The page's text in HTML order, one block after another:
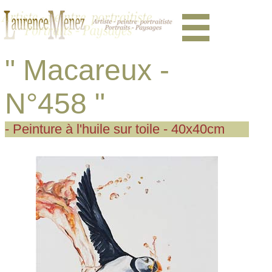
" Macareux -
N°458 "
- Peinture à l'huile sur toile - 40x40cm